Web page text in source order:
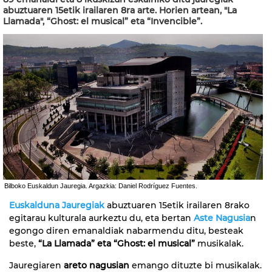
abuztuaren 15etik irailaren 8ra arte. Horien artean, "La
Llamada", “Ghost: el musical” eta “Invencible”.
Bilboko Euskaldun Jauregia. Argazkia: Daniel Rodríguez Fuentes.
Euskalduna Jauregiakabuztuaren 15etik irailaren 8rako
egitarau kulturala aurkeztu du, eta bertan Aste Nagusian
egongo diren emanaldiak nabarmendu ditu, besteak
beste, “La Llamada” eta “Ghost: el musical” musikalak.
Jauregiaren areto nagusian emango dituzte bi musikalak.